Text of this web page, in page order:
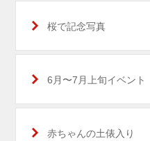
桜で記念写真
6月〜7月上旬イベン
赤ちゃんの土俵入り